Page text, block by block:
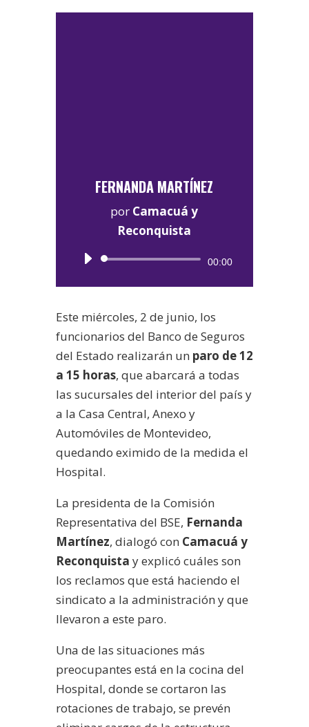
FERNANDA MARTÍNEZ
por Camacuá y
Reconquista
Reproductor
00:00
Este miércoles, 2 de junio, los
funcionarios del Banco de Seguros
del Estado realizarán un paro de 12
a 15 horas, que abarcará a todas
las sucursales del interior del país y
a la Casa Central, Anexo y
Automóviles de Montevideo,
quedando eximido de la medida el
Hospital.
La presidenta de la Comisión
Representativa del BSE, Fernanda
Martínez, dialogó con Camacuá y
Reconquista y explicó cuáles son
los reclamos que está haciendo el
sindicato a la administración y que
llevaron a este paro.
Una de las situaciones más
preocupantes está en la cocina del
Hospital, donde se cortaron las
rotaciones de trabajo, se prevén